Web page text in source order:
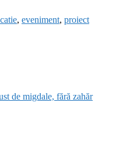
, eveniment, proiect
de migdale, fără zahăr